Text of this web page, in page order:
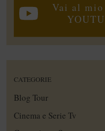
Vai al mio
CATEGORIE
Blog Tour
Cinema e Serie Tv